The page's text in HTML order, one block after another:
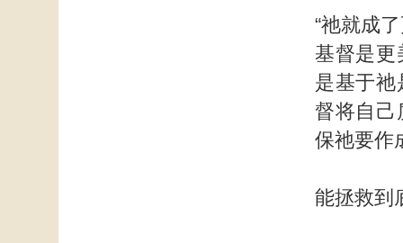
“祂就成
基督是更
是基于祂
督将自己
保祂要作
能拯救到